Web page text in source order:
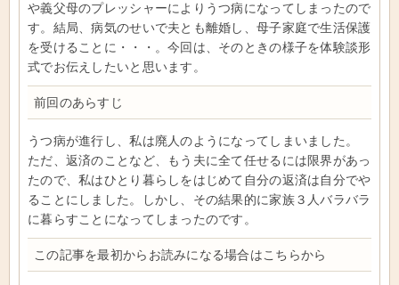
や義父母のプレッシャーによりうつ病になってしまったので
す。結局、病気のせいで夫とも離婚し、母子家庭で生活保護
を受けることに・・・。今回は、そのときの様子を体験談形
式でお伝えしたいと思います。
前回のあらすじ
うつ病が進行し、私は廃人のようになってしまいました。
ただ、返済のことなど、もう夫に全て任せるには限界があっ
たので、私はひとり暮らしをはじめて自分の返済は自分でや
ることにしました。しかし、その結果的に家族３人バラバラ
に暮らすことになってしまったのです。
この記事を最初からお読みになる場合はこちらから